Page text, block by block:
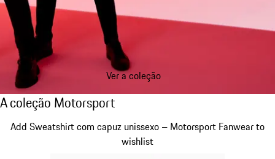
Ver a coleção
A coleção Motorsport
A coleção Motorsport
Add Sweatshirt com capuz unissexo – Motorsport Fanwear to
wishlist
Diapositivo 1 de 20